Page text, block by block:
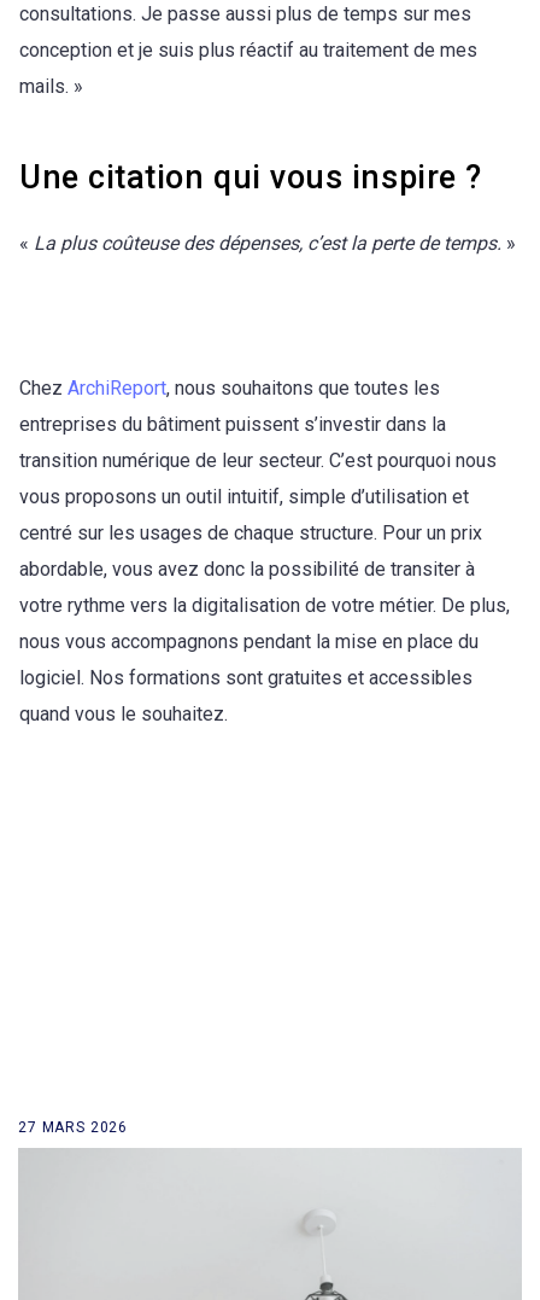
consultations. Je passe aussi plus de temps sur mes
conception et je suis plus réactif au traitement de mes
mails. »
Une citation qui vous inspire ?
« La plus coûteuse des dépenses, c’est la perte de temps. »
Chez ArchiReport, nous souhaitons que toutes les
entreprises du bâtiment puissent s’investir dans la
transition numérique de leur secteur. C’est pourquoi nous
vous proposons un outil intuitif, simple d’utilisation et
centré sur les usages de chaque structure. Pour un prix
abordable, vous avez donc la possibilité de transiter à
votre rythme vers la digitalisation de votre métier. De plus,
nous vous accompagnons pendant la mise en place du
logiciel. Nos formations sont gratuites et accessibles
quand vous le souhaitez.
retour à la liste des news
27 MARS 2026